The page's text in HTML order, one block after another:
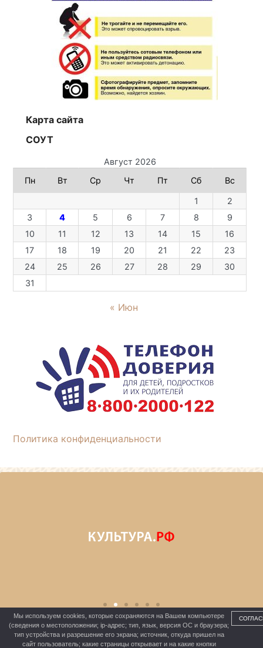
Карта сайта
СОУТ
Август 2026
Пн
Вт Ср Чт Пт Сб Вс
1
2
3
4 5 6 7 8
9
10
11 12 13 14 15
16
17
18 19 20 21 22
23
24
25 26 27 28 29
30
31
« Июн
Политика конфиденциальности
Мы используем cookies, которые сохраняются на Вашем компьютере
(сведения о местоположении; ip-адрес; тип, язык, версия ОС и браузера;
тип устройства и разрешение его экрана; источник, откуда пришел на
сайт пользователь; какие страницы открывает и на какие кнопки